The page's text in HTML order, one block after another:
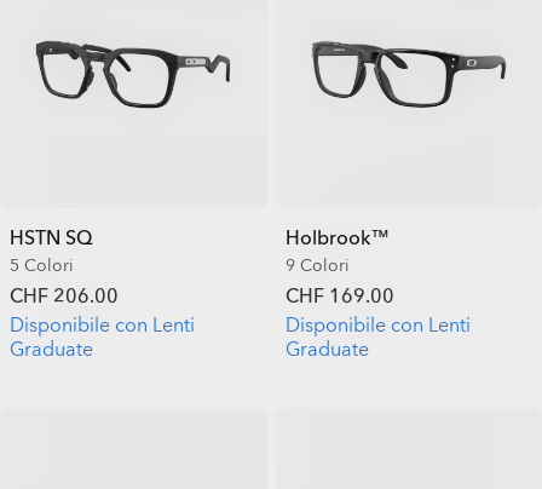
HSTN SQ
5 Colori
CHF 206.00
Disponibile con Lenti
Graduate
Holbrook™
9 Colori
CHF 169.00
Disponibile con Lenti
Graduate